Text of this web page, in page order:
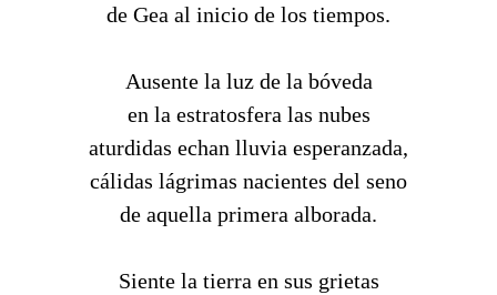
de Gea al inicio de los tiempos.
Ausente la luz de la bóveda
en la estratosfera las nubes
aturdidas echan lluvia esperanzada,
cálidas lágrimas nacientes del seno
de aquella primera alborada.
Siente la tierra en sus grietas